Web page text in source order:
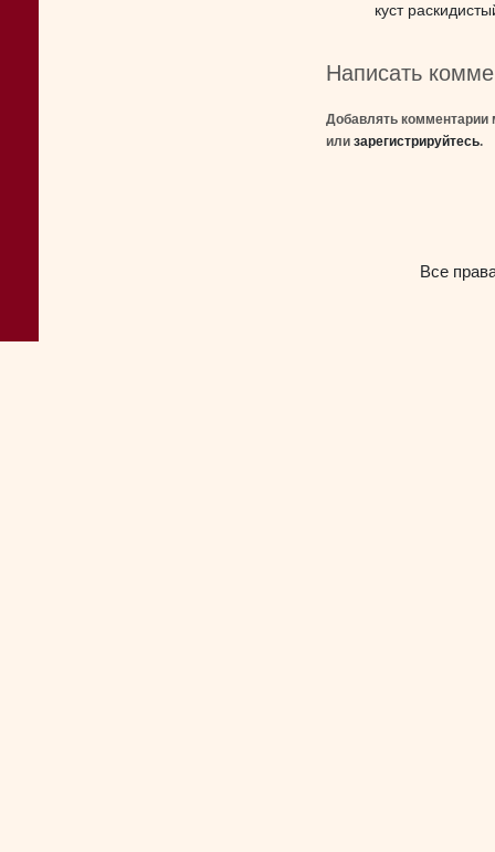
куст
Написать
Добавлять комментарии
или зарегистрируйтесь.
Все